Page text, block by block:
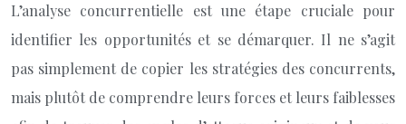
L’analyse concurrentielle est une étape cruciale pour
identifier les opportunités et se démarquer. Il ne s’agit
pas simplement de copier les stratégies des concurrents,
mais plutôt de comprendre leurs forces et leurs faiblesses